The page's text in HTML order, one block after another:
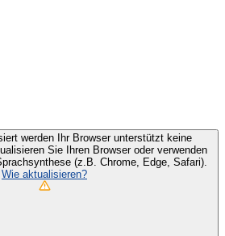
werden Ihr Browser unterstützt keine
Sie Ihren Browser oder verwenden
(z.B. Chrome, Edge, Safari).
Wie aktualisieren?